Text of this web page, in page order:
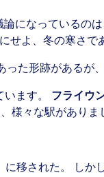
になっているの
よ、冬の寒さで
た形跡があるが、
ます。 フライウ
、様々な駅がありま
に移された。 しか